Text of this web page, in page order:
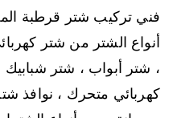
فني تركيب شتر قرطبة
أنواع الشتر من شتر
، شتر أبواب ، شتر
كهربائي متحرك ، نوافذ